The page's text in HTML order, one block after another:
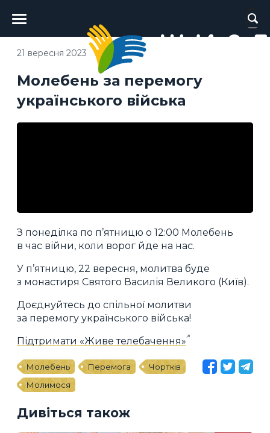
Головне
меню
Молебень за перемогу
українського війська
21 вересня 2023
З понеділка по п’ятницю о 12:00 Молебень
в час війни, коли ворог йде на нас.
У п’ятницю, 22 вересня, молитва буде
з монастиря Святого Василія Великого (Київ).
Доєднуйтесь до спільної молитви
за перемогу українського війська!
Підтримати «Живе телебачення»
Молебень Перемога
Чортків
Молимося
Дивіться також